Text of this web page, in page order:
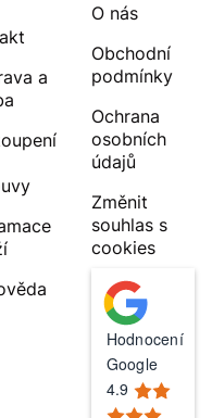
a
O nás
Obchodní
podmínky
Ochrana
osobních
údajů
Změnit
souhlas s
cookies
Hodnocení
Google
4.9